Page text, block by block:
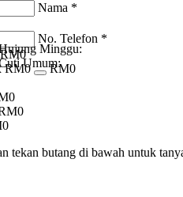
Nama *
No. Telefon *
RM0
RM0
Minggu:
Umum:RM0
0
0
0
tekan butang di bawah untuk